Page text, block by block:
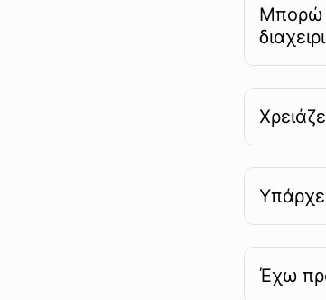
Μπορώ
Έχω